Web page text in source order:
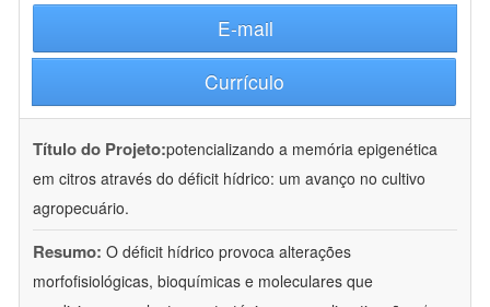
E-mail
Currículo
Título do Projeto:potencializando a memória epigenética
em citros através do déficit hídrico: um avanço no cultivo
agropecuário.
Resumo: O déficit hídrico provoca alterações
morfofisiológicas, bioquímicas e moleculares que